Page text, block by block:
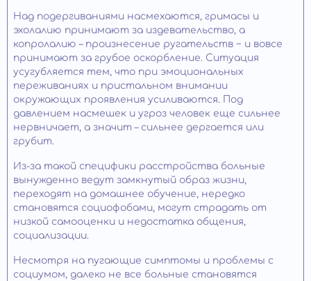
Над подергиваниями насмехаются, гримасы и
эхолалию принимают за издевательство, а
копролалию – произнесение ругательств − и вовсе
принимают за грубое оскорбление. Ситуация
усугубляется тем, что при эмоциональных
переживаниях и пристальном внимании
окружающих проявления усиливаются. Под
давлением насмешек и угроз человек еще сильнее
нервничает, а значит – сильнее дергается или
грубит.
Из-за такой специфики расстройства больные
вынужденно ведут замкнутый образ жизни,
переходят на домашнее обучение, нередко
становятся социофобами, могут страдать от
низкой самооценки и недостатка общения,
социализации.
Несмотря на пугающие симптомы и проблемы с
социумом, далеко не все больные становятся